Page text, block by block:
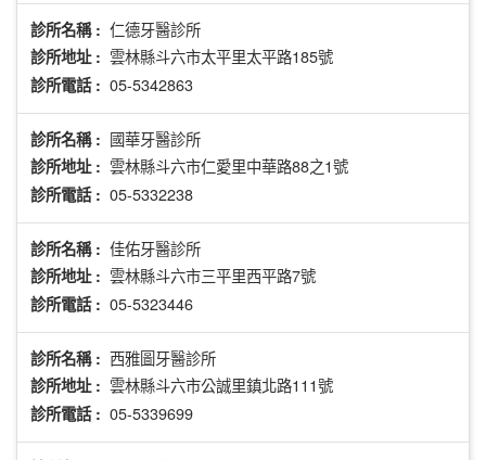
診所名稱 : 仁德牙醫診所
診所地址 : 雲林縣斗六市太平里太平路185號
診所電話 : 05-5342863
診所名稱 : 國華牙醫診所
診所地址 : 雲林縣斗六市仁愛里中華路88之1號
診所電話 : 05-5332238
診所名稱 : 佳佑牙醫診所
診所地址 : 雲林縣斗六市三平里西平路7號
診所電話 : 05-5323446
診所名稱 : 西雅圖牙醫診所
診所地址 : 雲林縣斗六市公誠里鎮北路111號
診所電話 : 05-5339699